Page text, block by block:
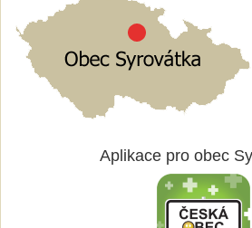
Aplikace pro obec